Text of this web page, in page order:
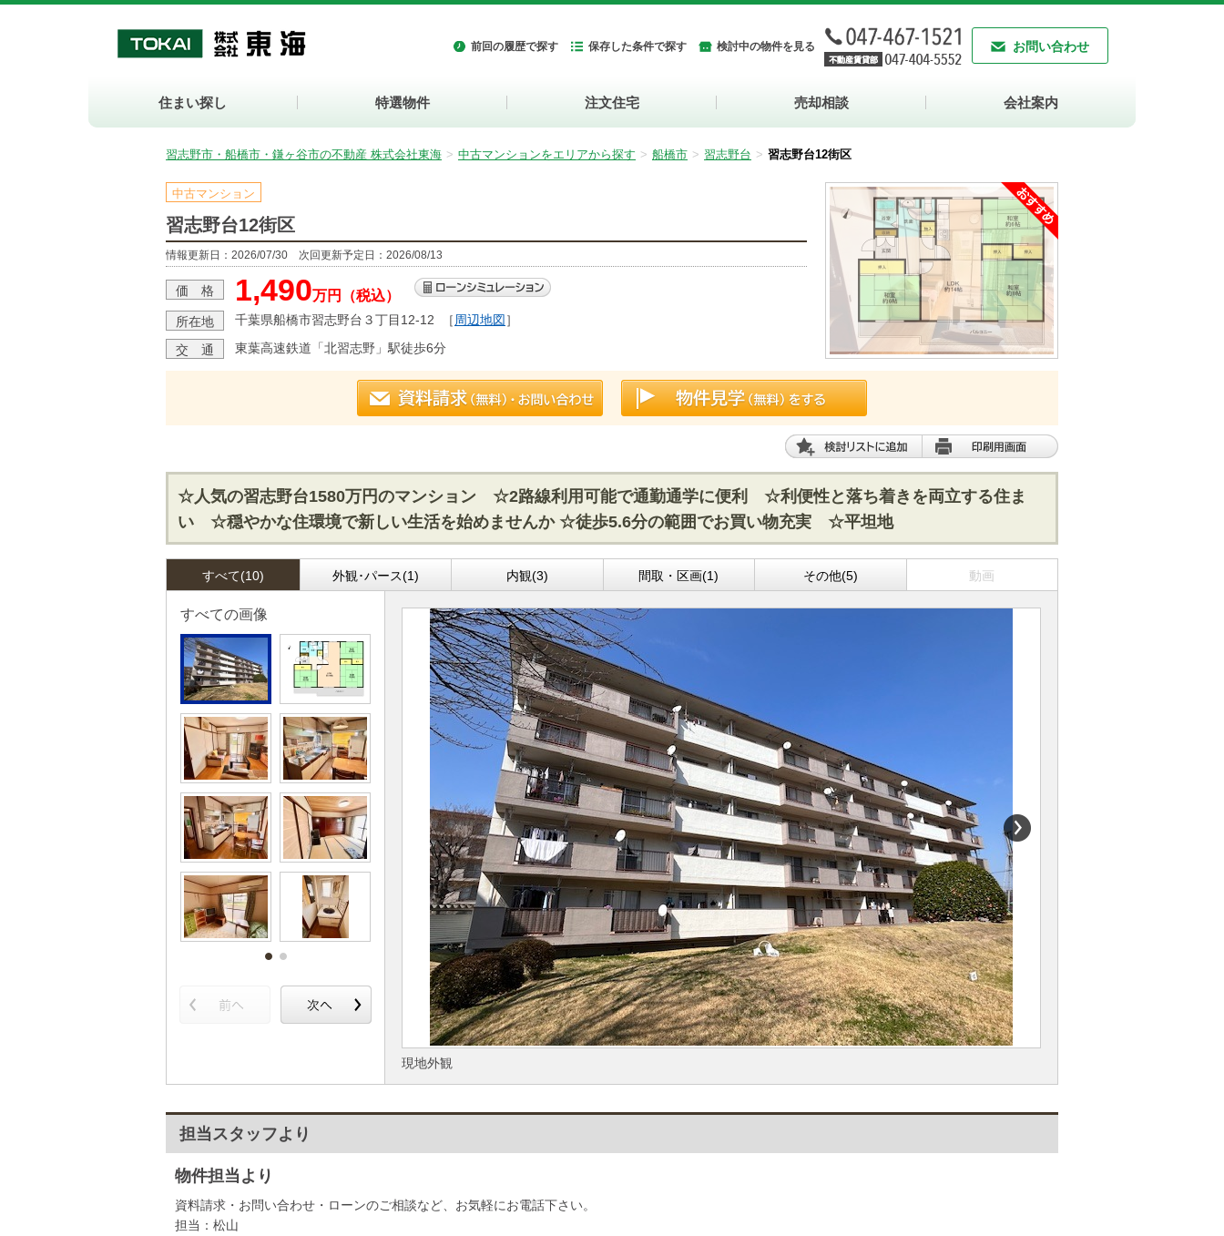
前回の履歴で探す 保存した条件で探す 検討中の物件を見る お問い合わせ
住まい探し 特選物件 注文住宅 売却相談 会社案内
習志野市・船橋市・鎌ヶ谷市の不動産 株式会社東海 中古マンションをエリアから探す 船橋市 習志野台 習志野台12街区
中古マンション
習志野台12街区
情報更新日：2026/07/30 次回更新予定日：2026/08/13
価 格 1,490万円（税込）
所在地 千葉県船橋市習志野台３丁目12-12 ［周辺地図 ］
交 通 東葉高速鉄道「北習志野」駅徒歩6分
☆人気の習志野台1580万円のマンション ☆2路線利用可能で通勤通学に便利 ☆利便性と落ち着きを両立する住ま
い ☆穏やかな住環境で新しい生活を始めませんか ☆徒歩5.6分の範囲でお買い物充実 ☆平坦地
すべて(10) 外観･パース(1) 内観(3) 間取・区画(1) その他(5) 動画
すべての画像
現地外観
担当スタッフより
物件担当より
資料請求・お問い合わせ・ローンのご相談など、お気軽にお電話下さい。
担当：松山